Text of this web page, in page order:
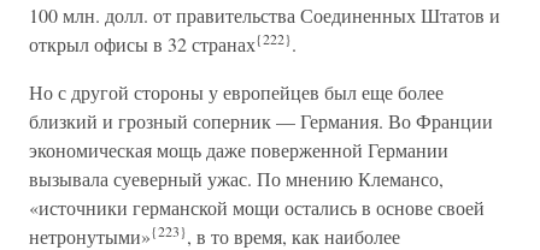
100 млн. долл. от правительства Соединенных Штатов и
открыл офисы в 32 странах{222}.
Но с другой стороны у европейцев был еще более
близкий и грозный соперник — Германия. Во Франции
экономическая мощь даже поверженной Германии
вызывала суеверный ужас. По мнению Клемансо,
«источники германской мощи остались в основе своей
нетронутыми»{223}, в то время, как наиболее